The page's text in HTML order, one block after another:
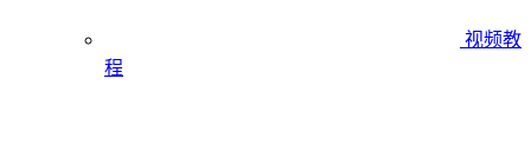
视频教
程